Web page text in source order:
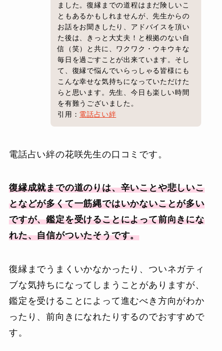
ました。復縁までの道程はまだ険しいこ
ともあるかもしれませんが、先生からの
お話をお聞きしたり、アドバイスを頂い
た後は、きっと大丈夫！と根拠のない自
信（笑）と共に、ワクワク・ウキウキな
毎日を過ごすことが出来ています。そし
て、復縁で悩んでいらっしゃる皆様にも
こんな幸せな気持ちになっていただけた
らと思います。先生、今日も楽しい時間
を有難うございました。
引用： 電話占い絆
電話占い絆の花咲先生の口コミです。
復縁成就までの道のりは、辛いことや悲しいこ
となどが多くて一筋縄ではいかないことが多い
ですが、鑑定を受けることによって前向きにな
れた、自信がついたそうです。
復縁までうまくいかなかったり、ついネガティ
ブな気持ちになってしまうことがありますが、
鑑定を受けることによって進むべき方向がわか
ったり、前向きになれたりするのでおすすめで
す。